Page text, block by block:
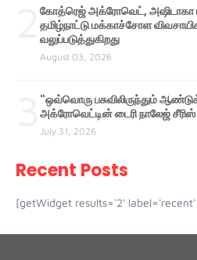
கோத்ரெஜ் அக்ரோவெட், அஷிடாகா
தமிழ்நாட்டு மக்காச்சோள
வலுப்படுத்துகிறது
August 03, 2026
"ஒவ்வொரு பசுவிலிருந்தும்
அக்ரோவெட்டின் டைரி நாலேஜ்
July 31, 2026
Recent Posts
[getWidget results='2' label='recent'